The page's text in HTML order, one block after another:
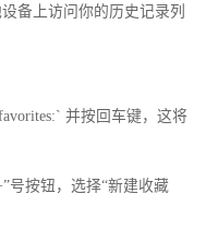
备上访问你的历史记录列
并按回车键，这将
号按钮，选择“新建收藏